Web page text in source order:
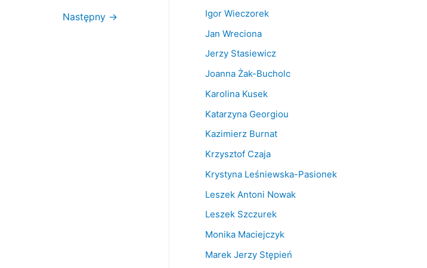
Następny →
Igor Wieczorek
Jan Wreciona
Jerzy Stasiewicz
Joanna Żak-Bucholc
Karolina Kusek
Katarzyna Georgiou
Kazimierz Burnat
Krzysztof Czaja
Krystyna Leśniewska-Pasionek
Leszek Antoni Nowak
Leszek Szczurek
Monika Maciejczyk
Marek Jerzy Stępień